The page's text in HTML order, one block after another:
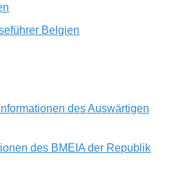
Belgien
des Auswärtigen
des BMEIA der Republik